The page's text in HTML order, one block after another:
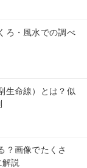
ろ・風水での調べ
生命線）とは？似
？画像でたくさ
説